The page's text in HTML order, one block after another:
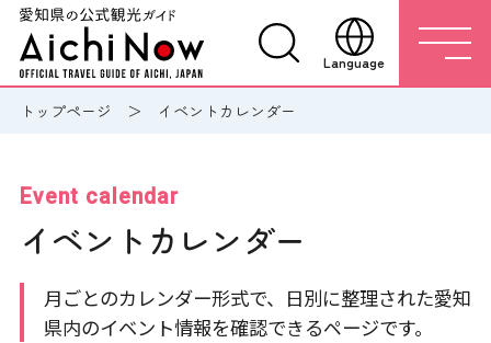
Language
トップページ イベントカレンダー
Event calendar
イベントカレンダー
月ごとのカレンダー形式で、日別に整理された愛知
県内のイベント情報を確認できるページです。